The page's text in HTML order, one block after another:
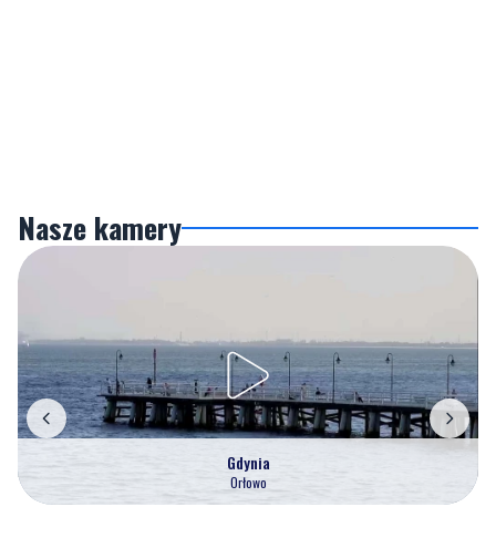
Nasze kamery
Gdynia
Orłowo